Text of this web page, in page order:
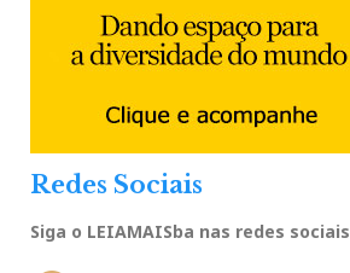
Redes Sociais
Siga o LEIAMAISba nas redes sociais